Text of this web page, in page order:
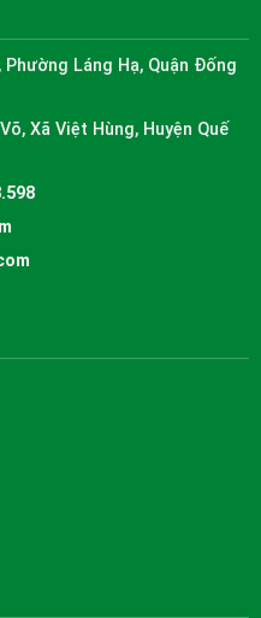
Láng Hạ, Quận Đống
Xã Việt Hùng, Huyện Quế